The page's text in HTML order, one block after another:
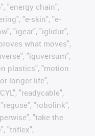
"energy chain",
"e-skin", "e-
"igear", "iglidur",
what moves",
"iguversum",
plastics", "motion
longer life",
"readycable",
"robolink",
"take the
"triflex",